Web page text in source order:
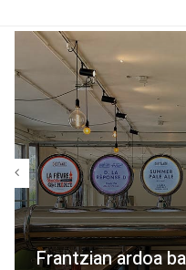
Frantzian ardoa